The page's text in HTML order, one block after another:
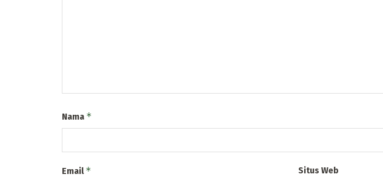
Nama *
Email* Situs Web